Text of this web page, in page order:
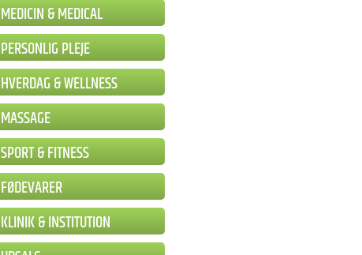
MEDICIN & MEDICAL
PERSONLIG PLEJE
HVERDAG & WELLNESS
MASSAGE
SPORT & FITNESS
FØDEVARER
KLINIK & INSTITUTION